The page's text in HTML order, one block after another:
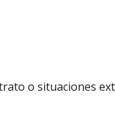
o situaciones